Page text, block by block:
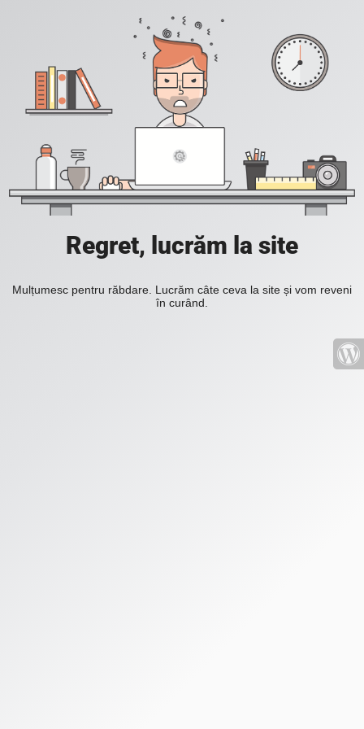
Regret, lucrăm la site
Mulțumesc pentru răbdare. Lucrăm câte ceva la site și vom reveni
în curând.